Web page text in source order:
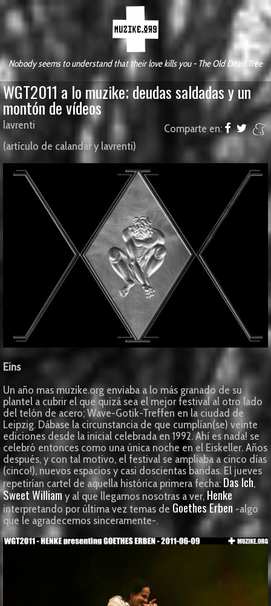
Nobody seems to understand that their love kills you - The Old Dead Tree
WGT2011 a lo muzike; deudas saldadas y un
montón de vídeos
Comparte en:
lavrenti
(artículo de calandar y lavrenti)
Eins
Un año mas muzike.org enviaba a lo más granado de su
plantel a cubrir el que quizá sea el mejor festival al otro lado
del telón de acero; Wave-Gotik-Treffen en la ciudad de
Leipzig. Dábase la circunstancia de que cumplían(se) veinte
ediciones desde la inicial celebrada en 1992. Ahí es nada! se
celebró entonces como una única noche en el Eiskeller. Años
después, y con tal motivo, el festival se ampliaba a cinco días
(cinco!), nuevos espacios y casi doscientas bandas. El jueves
repetirían cartel de aquella histórica primera fecha:Das Ich,
Sweet William y al que llegamos nosotras a ver,Henke
interpretando por última vez temas de Goethes Erben -algo
que le agradecemos sinceramente-.